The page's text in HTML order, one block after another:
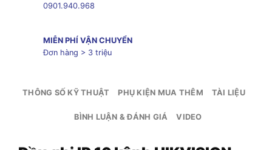
0901.940.968
MIỄN PHÍ VẬN CHUYỂN
Đơn hàng > 3 triệu
THÔNG SỐ KỸ THUẬT PHỤ KIỆN MUA THÊM TÀI LIỆU
BÌNH LUẬN & ĐÁNH GIÁ VIDEO